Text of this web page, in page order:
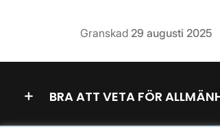
Granskad 29 augusti 2025
BRA ATT VETA FÖR